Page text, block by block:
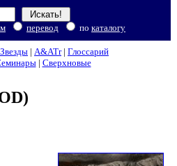
перевод по каталогу
| A&ATr| Глоссарий
| Сверхновые